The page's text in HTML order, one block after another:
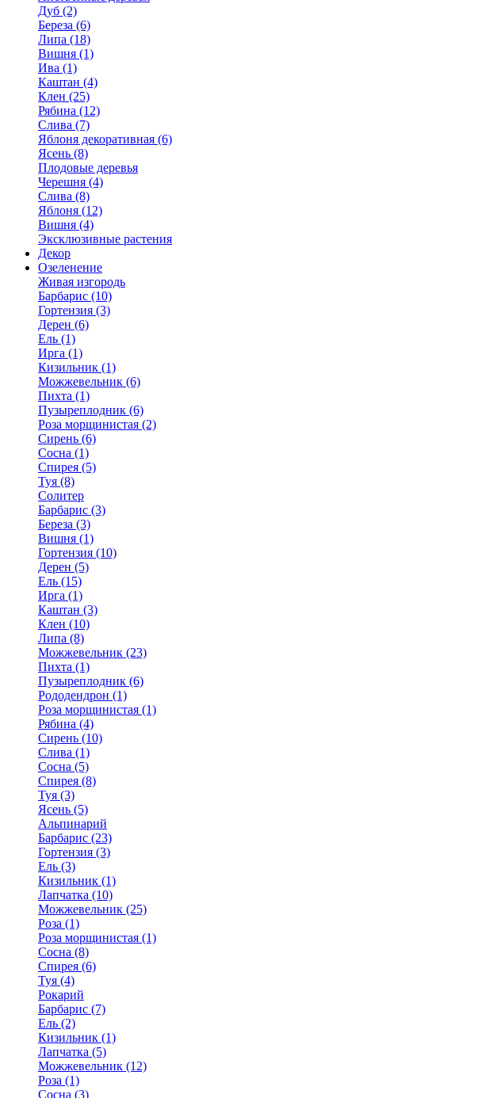
Дуб (2)
Береза (6)
Липа (18)
Вишня (1)
Ива (1)
Каштан (4)
Клен (25)
Рябина (12)
Слива (7)
Яблоня декоративная (6)
Ясень (8)
Плодовые деревья
Черешня (4)
Слива (8)
Яблоня (12)
Вишня (4)
Эксклюзивные растения
Декор
Озеленение
Живая изгородь
Барбарис (10)
Гортензия (3)
Дерен (6)
Ель (1)
Ирга (1)
Кизильник (1)
Можжевельник (6)
Пихта (1)
Пузыреплодник (6)
Роза морщинистая (2)
Сирень (6)
Сосна (1)
Спирея (5)
Туя (8)
Солитер
Барбарис (3)
Береза (3)
Вишня (1)
Гортензия (10)
Дерен (5)
Ель (15)
Ирга (1)
Каштан (3)
Клен (10)
Липа (8)
Можжевельник (23)
Пихта (1)
Пузыреплодник (6)
Рододендрон (1)
Роза морщинистая (1)
Рябина (4)
Сирень (10)
Слива (1)
Сосна (5)
Спирея (8)
Туя (3)
Ясень (5)
Альпинарий
Барбарис (23)
Гортензия (3)
Ель (3)
Кизильник (1)
Лапчатка (10)
Можжевельник (25)
Роза (1)
Роза морщинистая (1)
Сосна (8)
Спирея (6)
Туя (4)
Рокарий
Барбарис (7)
Ель (2)
Кизильник (1)
Лапчатка (5)
Можжевельник (12)
Роза (1)
Сосна (3)